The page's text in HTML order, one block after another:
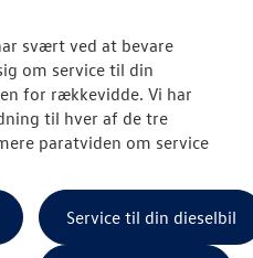
Koncepter og
VW Connect
svært ved at bevare
om service til din
for rækkevidde. Vi har
til hver af de tre
paratviden om service
Service til din dieselbil